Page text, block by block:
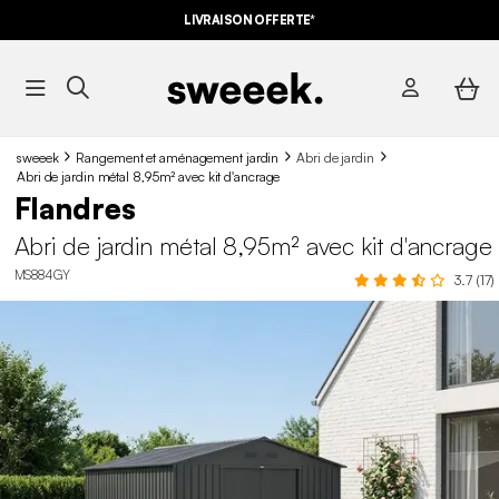
LIVRAISON OFFERTE*
sweeek Rangement et aménagement jardin
Abri de jardin
Abri de jardin métal 8,95m² avec kit d'ancrage
Flandres
Abri de jardin métal 8,95m² avec kit d'ancrage
MS884GY 3.7 (17)